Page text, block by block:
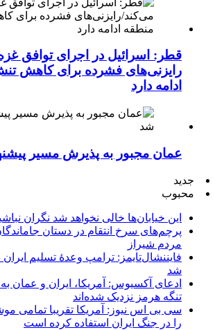
قطر: اسرائیل در اجرای توافق
رایزنی‌های فشرده برای کاهش
ادامه دارد
عمان مجبور به پذیرش مسیر
جدید
محبوب
این خیابان‌ها خالی نخواهد شد نگران
پرچم‌های سرخ انتقام در دستان
مردم شیراز
فایننشال‌تایمز: ترامپ وعدۀ تسلیم
شد
ادعای آکسیوس: آمریکا، ایران و عمان
تنگه هرمز نزدیک شده‌اند
سی بی اس نیوز: آمریکا تقریبا تمامی
را در جنگ ایران استفاده کرده است